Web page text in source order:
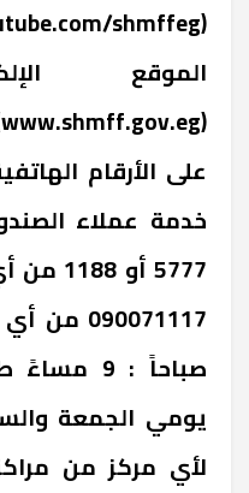
الموقع
على الأرقام
5777
صباحاً : 9
يومي الجمعة
لأي مركز من